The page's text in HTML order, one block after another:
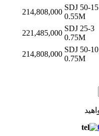
214,808,000
SDJ 50-15
0.55M
221,485,000
SDJ 25-3
0.75M
214,808,000
SDJ 50-10
0.75M